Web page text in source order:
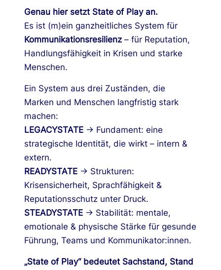
Genau hier setzt State of Play an.
Es ist (m)ein ganzheitliches System für
Kommunikationsresilienz – für Reputation,
Handlungsfähigkeit in Krisen und starke
Menschen.
Ein System aus drei Zuständen, die
Marken und Menschen langfristig stark
machen:
LEGACYSTATE → Fundament: eine
strategische Identität, die wirkt – intern &
extern.
READYSTATE → Strukturen:
Krisensicherheit, Sprachfähigkeit &
Reputationsschutz unter Druck.
STEADYSTATE → Stabilität: mentale,
emotionale & physische Stärke für gesunde
Führung, Teams und Kommunikator:innen.
„State of Play“ bedeutet Sachstand, Stand